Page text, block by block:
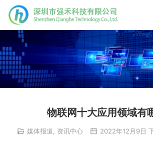
物联网十大应用领域有
媒体报道 资讯中心 2022年12月9日